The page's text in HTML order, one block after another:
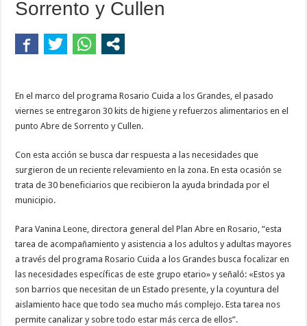
Sorrento y Cullen
En el marco del programa Rosario Cuida a los Grandes, el pasado
viernes se entregaron 30 kits de higiene y refuerzos alimentarios en el
punto Abre de Sorrento y Cullen.
Con esta acción se busca dar respuesta a las necesidades que
surgieron de un reciente relevamiento en la zona. En esta ocasión se
trata de 30 beneficiarios que recibieron la ayuda brindada por el
municipio.
Para Vanina Leone, directora general del Plan Abre en Rosario, “esta
tarea de acompañamiento y asistencia a los adultos y adultas mayores
a través del programa Rosario Cuida a los Grandes busca focalizar en
las necesidades específicas de este grupo etario» y señaló: «Estos ya
son barrios que necesitan de un Estado presente, y la coyuntura del
aislamiento hace que todo sea mucho más complejo. Esta tarea nos
permite canalizar y sobre todo estar más cerca de ellos”.